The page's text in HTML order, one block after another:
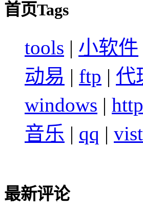
首页Tags
tools | 小软件
动易 | ftp | 代
windows |
音乐 | qq |
最新评论